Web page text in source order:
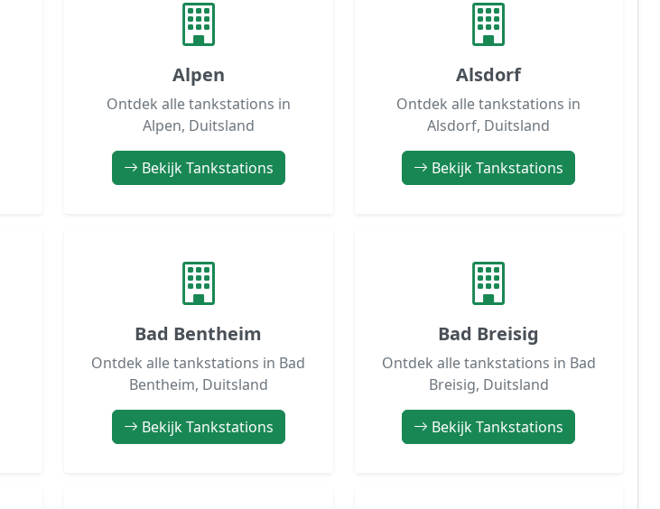
Alpen
Ontdek alle tankstations in
Alpen, Duitsland
Bekijk Tankstations
Alsdorf
Ontdek alle tankstations in
Alsdorf, Duitsland
Bekijk Tankstations
Bad Bentheim
Ontdek alle tankstations in Bad
Bentheim, Duitsland
Bekijk Tankstations
Bad Breisig
Ontdek alle tankstations in Bad
Breisig, Duitsland
Bekijk Tankstations